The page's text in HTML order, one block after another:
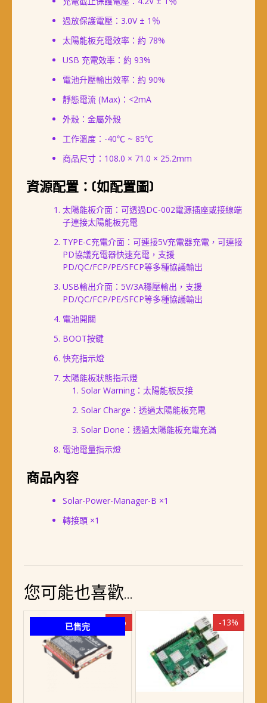
過放保護電壓：3.0V ± 1％
太陽能板充電效率：約 78%
USB 充電效率：約 93%
電池升壓輸出效率：約 90%
靜態電流 (Max)：<2mA
外殼：金屬外殼
工作溫度：-40℃ ~ 85℃
商品尺寸：108.0 × 71.0 × 25.2mm
資源配置：(如配置圖)
太陽能板介面：可透過DC-002電源插座或接線端
子連接太陽能板充電
TYPE-C充電介面：可連接5V充電器充電，可連接
PD協議充電器快速充電，支援
PD/QC/FCP/PE/SFCP等多種協議輸出
USB輸出介面：5V/3A穩壓輸出，支援
PD/QC/FCP/PE/SFCP等多種協議輸出
電池開關
BOOT按鍵
快充指示燈
太陽能板狀態指示燈
Solar Warning：太陽能板反接
Solar Charge：透過太陽能板充電
Solar Done：透過太陽能板充電充滿
電池電量指示燈
商品內容
Solar-Power-Manager-B ×1
轉接頭 ×1
您可能也喜歡…
已售完 -8% -13%